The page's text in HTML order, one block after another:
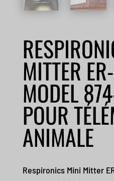
MITTER
MODEL
POUR
ANIMALE
Respironics Mini Mitter